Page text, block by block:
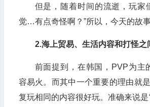
但是，随着时间的流逝，玩家
觉…有点奇怪啊？”所以，今天的故事
2.海上贸易、生活内容和打怪之
前面提到，在韩国，PVP为主
容易火。而其中一个重要的理由就
复玩相同的内容很好玩。准确来说是